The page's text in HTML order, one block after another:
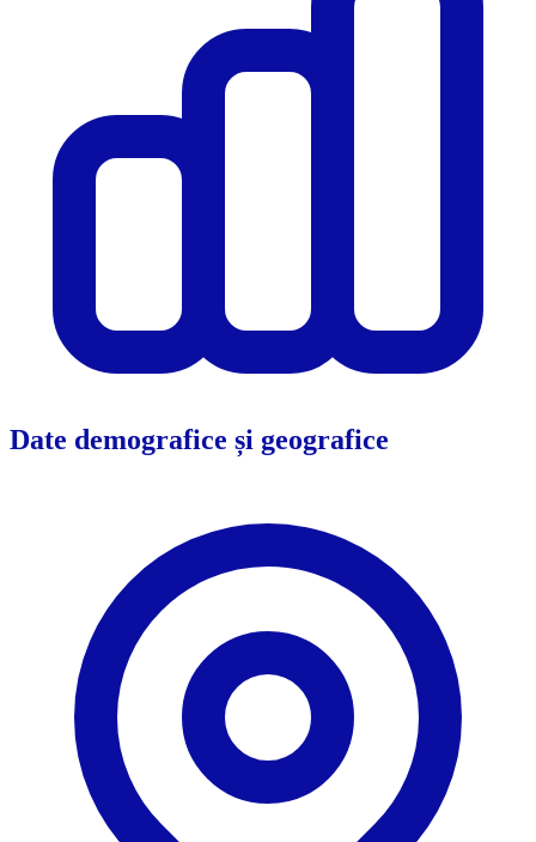
Date demografice și geografice